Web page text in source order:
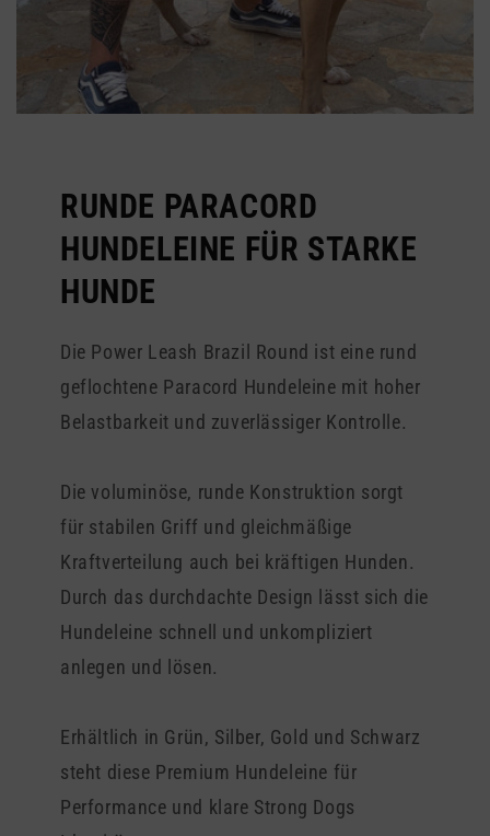
RUNDE PARACORD
HUNDELEINE FÜR STARKE
HUNDE
Die Power Leash Brazil Round ist eine rund
geflochtene Paracord Hundeleine mit hoher
Belastbarkeit und zuverlässiger Kontrolle.
Die voluminöse, runde Konstruktion sorgt
für stabilen Griff und gleichmäßige
Kraftverteilung auch bei kräftigen Hunden.
Durch das durchdachte Design lässt sich die
Hundeleine schnell und unkompliziert
anlegen und lösen.
Erhältlich in Grün, Silber, Gold und Schwarz
steht diese Premium Hundeleine für
Performance und klare Strong Dogs